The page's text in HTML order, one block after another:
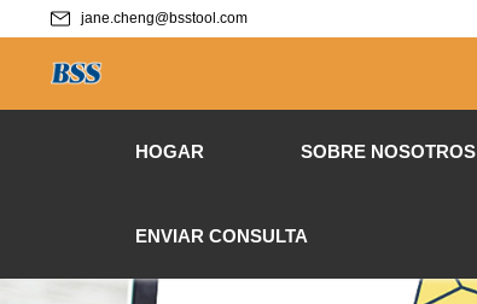
jane.cheng@bsstool.com
HOGAR SOBRE NOSOTROS
ENVIAR CONSULTA